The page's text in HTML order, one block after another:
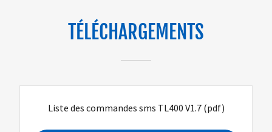
TÉLÉCHARGEMENTS
Liste des commandes sms TL400 V1.7(pdf)